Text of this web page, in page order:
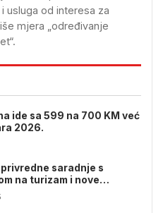
usluga od interesa za
mjera „određivanje
ide sa 599 na 700 KM već
2026.
saradnje s
na turizam i nove